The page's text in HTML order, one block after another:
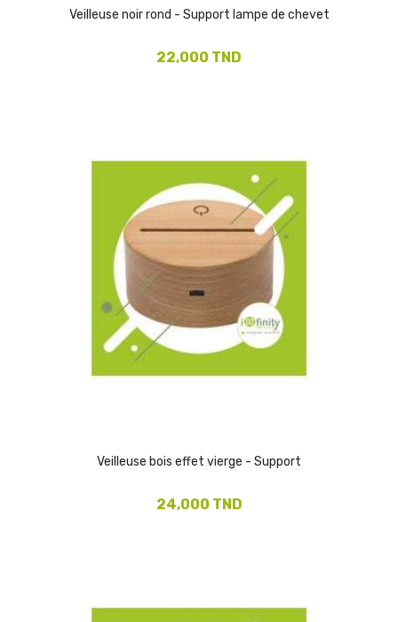
Veilleuse noir rond - Support lampe de chevet
22,000 TND
Veilleuse bois effet vierge - Support
24,000 TND